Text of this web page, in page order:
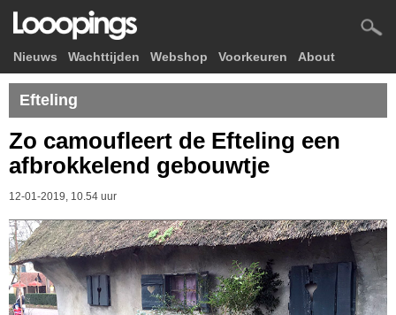
Nieuws Wachttijden Webshop Voorkeuren About
Efteling
Zo camoufleert de Efteling een
afbrokkelend gebouwtje
12-01-2019, 10.54 uur